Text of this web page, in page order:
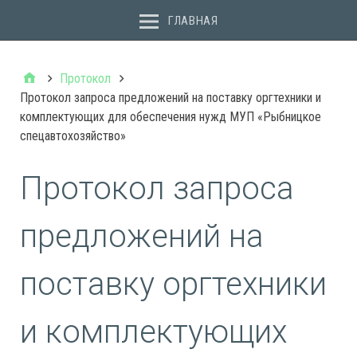
ГЛАВНАЯ
Протокол
Протокол запроса предложений на поставку оргтехники и
комплектующих для обеспечения нужд МУП «Рыбницкое
спецавтохозяйство»
Протокол запроса
предложений на
поставку оргтехники
и комплектующих